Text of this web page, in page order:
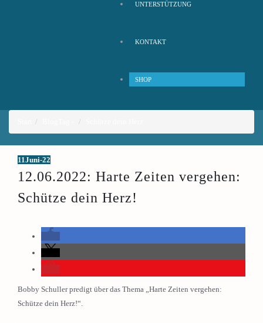
UNTERSTÜTZUNG
KONTAKT
SHOP
11Juni-22
12.06.2022: Harte Zeiten vergehen:
Schütze dein Herz!
Bobby Schuller predigt über das Thema „Harte Zeiten vergehen:
Schütze dein Herz!“.